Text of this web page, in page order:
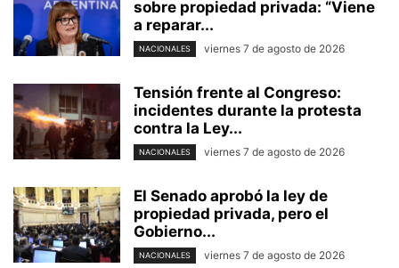
sobre propiedad privada: “Viene
a reparar...
NACIONALES viernes 7 de agosto de 2026
Tensión frente al Congreso:
incidentes durante la protesta
contra la Ley...
NACIONALES viernes 7 de agosto de 2026
El Senado aprobó la ley de
propiedad privada, pero el
Gobierno...
NACIONALES viernes 7 de agosto de 2026